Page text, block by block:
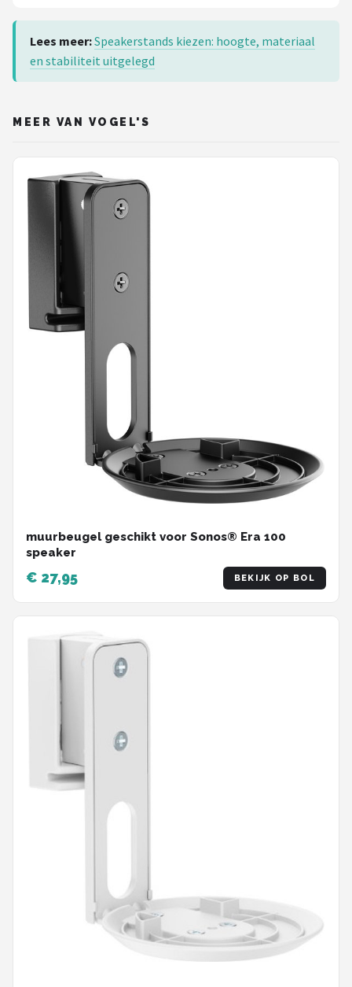
Lees meer:Speakerstands kiezen: hoogte, materiaal
en stabiliteit uitgelegd
MEER VAN VOGEL'S
muurbeugel geschikt voor Sonos® Era 100
speaker
€ 27,95 BEKIJK OP BOL